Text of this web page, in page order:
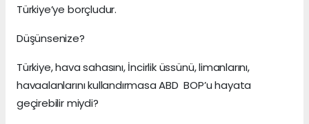
Türkiye’ye borçludur.
Düşünsenize?
Türkiye, hava sahasını, İncirlik üssünü, limanlarını,
havaalanlarını kullandırmasa ABD BOP’u hayata
geçirebilir miydi?